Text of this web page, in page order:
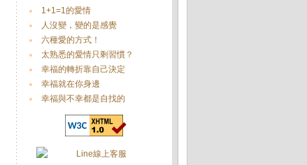
1+1=1的愛情
人沒變，變的是感覺
六種愛的方式！
太熟悉的愛情只剩習慣？
幸福的轉折靠自己決定
幸福就在你身邊
幸福與不幸都是自找的